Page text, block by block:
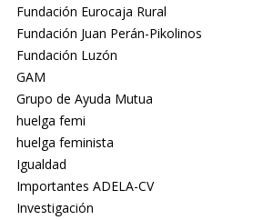
Fundación Eurocaja Rural
Fundación Juan Perán-Pikolinos
Fundación Luzón
GAM
Grupo de Ayuda Mutua
huelga femi
huelga feminista
Igualdad
Importantes ADELA-CV
Investigación